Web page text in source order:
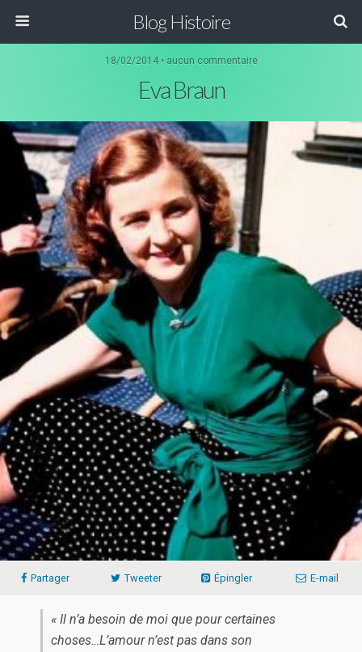
Blog Histoire
18/02/2014 • aucun commentaire
Eva Braun
Partager Tweeter Épingler E-mail
« Il n’a besoin de moi que pour certaines
choses…L’amour n’est pas dans son